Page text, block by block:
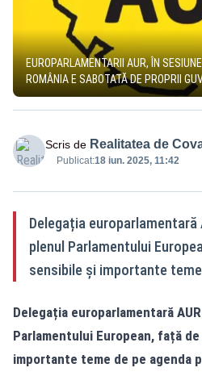
EUROPARLAMENTARII AUR, ÎN
ROMÂNIA E SABOTATĂ DE PROPRII
Scris de Realitatea de
Publicat:18 iun. 2025, 11:42
Delegația europarlamentară
plenul Parlamentului
sensibile și importante
Delegația europarlamentară
Parlamentului European, față
importante teme de pe agenda